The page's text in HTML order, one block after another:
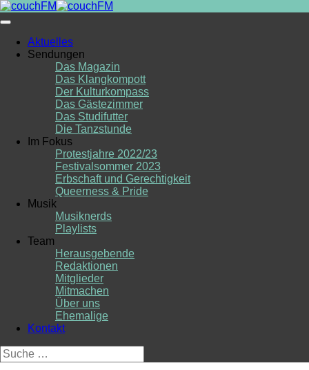
Skip
to
Aktuelles
Sendungen
Das Magazin
Das Klangkompott
Der Kulturkompass
Das Gästezimmer
Das Studifutter
Die Tanzstunde
Im Fokus
Protestjahre 2022/23
Festivalsommer 2023
Erbschaft und Gerechtigkeit
Queerness & Pride
Musik
Musiknerds
Playlists
Team
Herausgebende
Redaktionen
Mitglieder
Mitmachen
Über uns
Ehemalige
Kontakt
Suche
nach: